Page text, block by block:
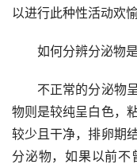
以进行此种性活动欢愉
如何分辨分泌物是
不正常的分泌物呈
物则是较纯呈白色，
较少且干净，排卵期
分泌物，如果以前